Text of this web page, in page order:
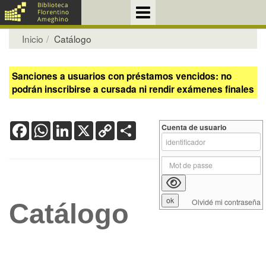
Inicio Catálogo
Sanciones a usuarios con préstamos vencidos: no
podrán inscribirse a cursada ni rendir exámenes finales
FacebookWhatsApp
LinkedIn
X Copy
Link
Catálogo
Cuenta de usuario
Olvidé mi contraseña